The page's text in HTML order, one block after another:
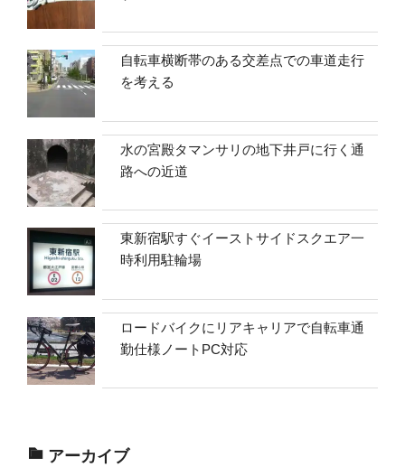
自転車横断帯のある交差点での車道走行
を考える
水の宮殿タマンサリの地下井戸に行く通
路への近道
東新宿駅すぐイーストサイドスクエア一
時利用駐輪場
ロードバイクにリアキャリアで自転車通
勤仕様ノートPC対応
アーカイブ